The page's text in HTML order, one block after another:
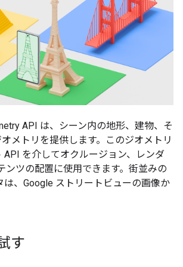
API は、シーン内の地形、建物、そ
メトリを提供します。このジオメトリ
API を介してオクルージョン、レンダ
ンツの配置に使用できます。街並みの
は、Google ストリートビューの画像か
す